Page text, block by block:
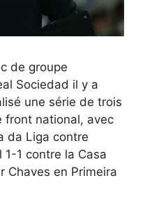
de groupe
Sociedad il y a
une série de trois
front national, avec
da Liga contre
1 contre la Casa
Chaves en Primeira